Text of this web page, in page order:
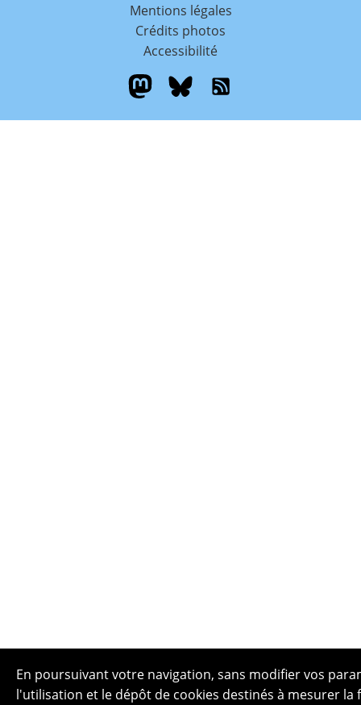
Mentions légales
Crédits photos
Accessibilité
En poursuivant votre navigation, sans modifier vos
l'utilisation et le dépôt de cookies destinés à mesurer